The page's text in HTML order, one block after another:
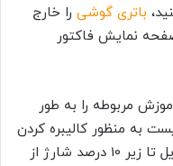
باتری گوشی را خارج
نمایش فاکتور
مربوطه را به طور
به منظور کالیبره کردن
باتری جدید، اجازه دهید تا گوشی موبایل تا زیر 10 درصد شارژ از